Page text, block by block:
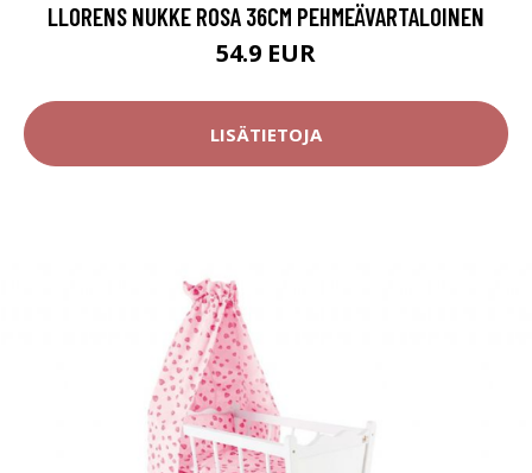
LLORENS NUKKE ROSA 36CM PEHMEÄVARTALOINEN
54.9 EUR
LISÄTIETOJA